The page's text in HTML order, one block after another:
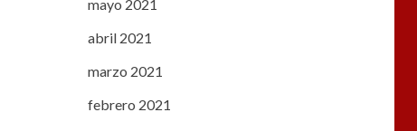
mayo 2021
abril 2021
marzo 2021
febrero 2021